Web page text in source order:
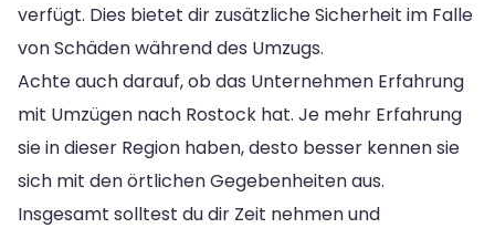
verfügt. Dies bietet dir zusätzliche Sicherheit im Falle
von Schäden während des Umzugs.
Achte auch darauf, ob das Unternehmen Erfahrung
mit Umzügen nach Rostock hat. Je mehr Erfahrung
sie in dieser Region haben, desto besser kennen sie
sich mit den örtlichen Gegebenheiten aus.
Insgesamt solltest du dir Zeit nehmen und